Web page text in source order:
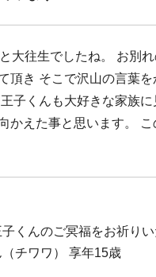
大往生でしたね。 お別
頂き そこで沢山の言葉
子くんも大好きな家族
かえた事と思います。
くんのご冥福をお祈りい
チワワ） 享年15歳